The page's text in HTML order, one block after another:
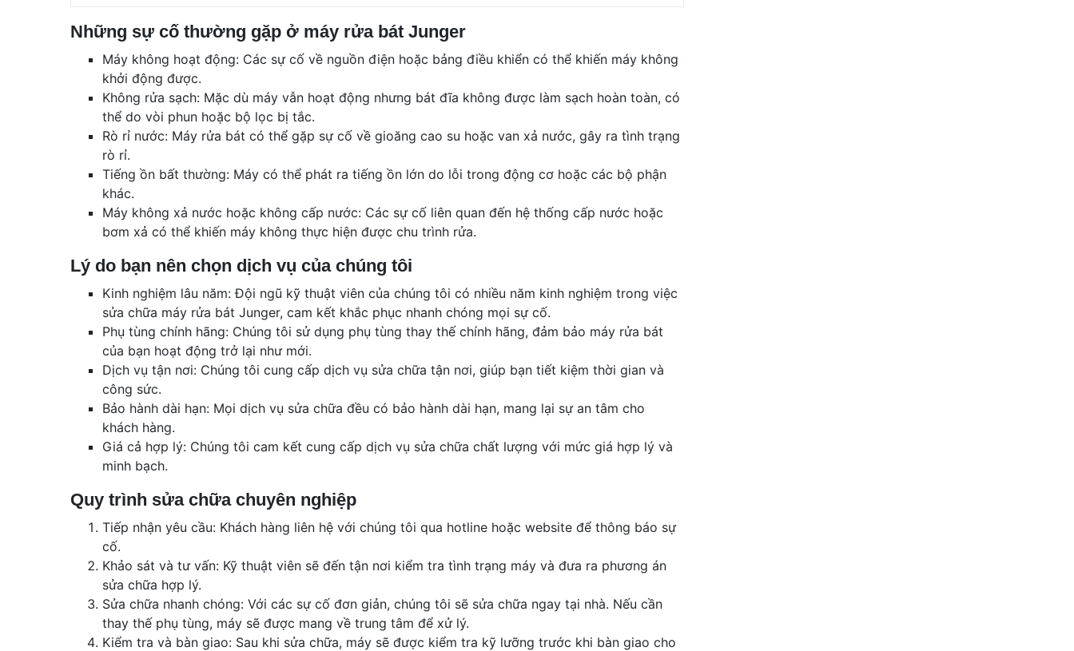
Những sự cố thường gặp ở máy rửa bát Junger
Máy không hoạt động: Các sự cố về nguồn điện hoặc bảng điều khiển có thể khiến máy không
khởi động được.
Không rửa sạch: Mặc dù máy vẫn hoạt động nhưng bát đĩa không được làm sạch hoàn toàn, có
thể do vòi phun hoặc bộ lọc bị tắc.
Rò rỉ nước: Máy rửa bát có thể gặp sự cố về gioăng cao su hoặc van xả nước, gây ra tình trạng
rò rỉ.
Tiếng ồn bất thường: Máy có thể phát ra tiếng ồn lớn do lỗi trong động cơ hoặc các bộ phận
khác.
Máy không xả nước hoặc không cấp nước: Các sự cố liên quan đến hệ thống cấp nước hoặc
bơm xả có thể khiến máy không thực hiện được chu trình rửa.
Lý do bạn nên chọn dịch vụ của chúng tôi
Kinh nghiệm lâu năm: Đội ngũ kỹ thuật viên của chúng tôi có nhiều năm kinh nghiệm trong việc
sửa chữa máy rửa bát Junger, cam kết khắc phục nhanh chóng mọi sự cố.
Phụ tùng chính hãng: Chúng tôi sử dụng phụ tùng thay thế chính hãng, đảm bảo máy rửa bát
của bạn hoạt động trở lại như mới.
Dịch vụ tận nơi: Chúng tôi cung cấp dịch vụ sửa chữa tận nơi, giúp bạn tiết kiệm thời gian và
công sức.
Bảo hành dài hạn: Mọi dịch vụ sửa chữa đều có bảo hành dài hạn, mang lại sự an tâm cho
khách hàng.
Giá cả hợp lý: Chúng tôi cam kết cung cấp dịch vụ sửa chữa chất lượng với mức giá hợp lý và
minh bạch.
Quy trình sửa chữa chuyên nghiệp
Tiếp nhận yêu cầu: Khách hàng liên hệ với chúng tôi qua hotline hoặc website để thông báo sự
cố.
Khảo sát và tư vấn: Kỹ thuật viên sẽ đến tận nơi kiểm tra tình trạng máy và đưa ra phương án
sửa chữa hợp lý.
Sửa chữa nhanh chóng: Với các sự cố đơn giản, chúng tôi sẽ sửa chữa ngay tại nhà. Nếu cần
thay thế phụ tùng, máy sẽ được mang về trung tâm để xử lý.
Kiểm tra và bàn giao: Sau khi sửa chữa, máy sẽ được kiểm tra kỹ lưỡng trước khi bàn giao cho